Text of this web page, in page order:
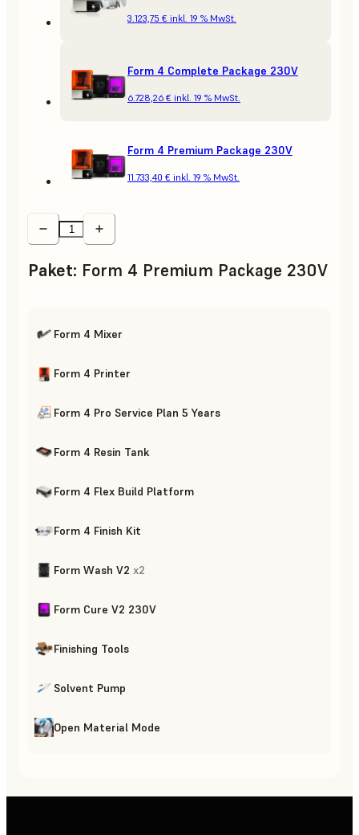
3.123,75 € inkl. 19 % MwSt.
Form 4 Complete Package 230V
6.728,26 € inkl. 19 % MwSt.
Form 4 Premium Package 230V
11.733,40 € inkl. 19 % MwSt.
Paket: Form 4 Premium Package 230V
Form 4 Mixer
Form 4 Printer
Form 4 Pro Service Plan 5 Years
Form 4 Resin Tank
Form 4 Flex Build Platform
Form 4 Finish Kit
Form Wash V2 x2
Form Cure V2 230V
Finishing Tools
Solvent Pump
Open Material Mode